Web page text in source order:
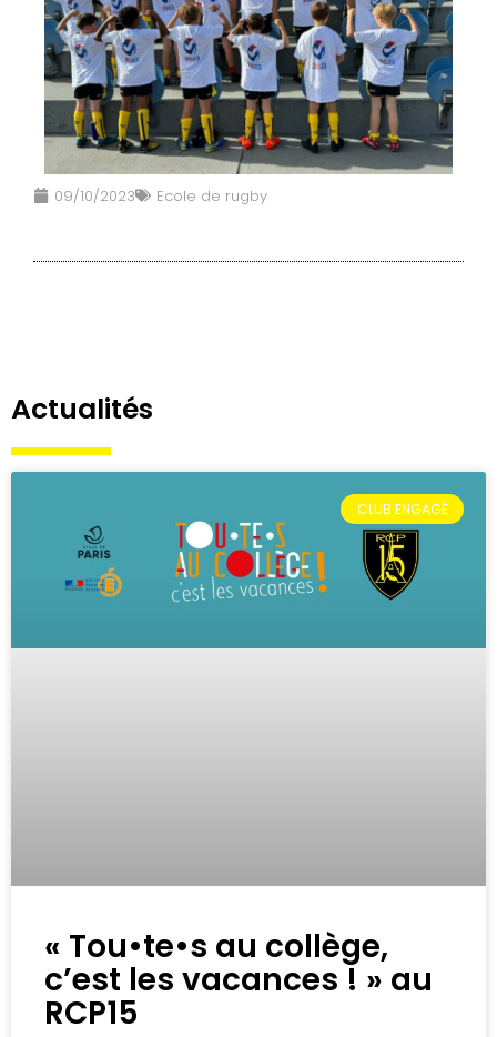
09/10/2023 Ecole de rugby
Actualités
CLUB ENGAGÉ
« Tou•te•s au collège,
c’est les vacances ! » au
RCP15